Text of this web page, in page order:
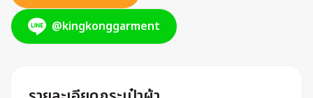
@kingkonggarment